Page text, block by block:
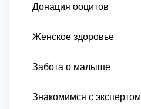
Донация ооцитов
Женское здоровье
Забота о малыше
Знакомимся с экспертом